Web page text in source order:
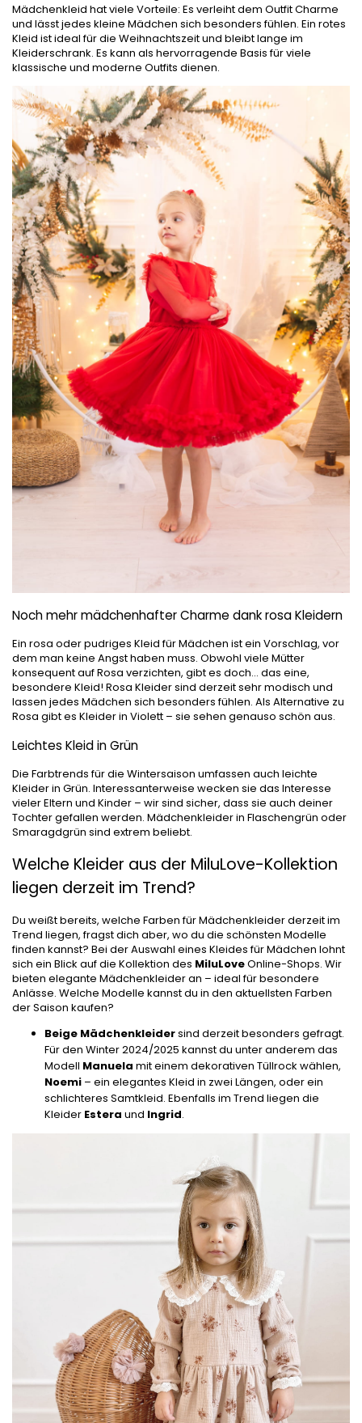
Mädchenkleid hat viele Vorteile: Es verleiht dem Outfit Charme
und lässt jedes kleine Mädchen sich besonders fühlen. Ein rotes
Kleid ist ideal für die Weihnachtszeit und bleibt lange im
Kleiderschrank. Es kann als hervorragende Basis für viele
klassische und moderne Outfits dienen.
Noch mehr mädchenhafter Charme dank rosa Kleidern
Ein rosa oder pudriges Kleid für Mädchen ist ein Vorschlag, vor
dem man keine Angst haben muss. Obwohl viele Mütter
konsequent auf Rosa verzichten, gibt es doch... das eine,
besondere Kleid! Rosa Kleider sind derzeit sehr modisch und
lassen jedes Mädchen sich besonders fühlen. Als Alternative zu
Rosa gibt es Kleider in Violett – sie sehen genauso schön aus.
Leichtes Kleid in Grün
Die Farbtrends für die Wintersaison umfassen auch leichte
Kleider in Grün. Interessanterweise wecken sie das Interesse
vieler Eltern und Kinder – wir sind sicher, dass sie auch deiner
Tochter gefallen werden. Mädchenkleider in Flaschengrün oder
Smaragdgrün sind extrem beliebt.
Welche Kleider aus der MiluLove-Kollektion
liegen derzeit im Trend?
Du weißt bereits, welche Farben für Mädchenkleider derzeit im
Trend liegen, fragst dich aber, wo du die schönsten Modelle
finden kannst? Bei der Auswahl eines Kleides für Mädchen lohnt
sich ein Blick auf die Kollektion des MiluLoveOnline-Shops. Wir
bieten elegante Mädchenkleider an – ideal für besondere
Anlässe. Welche Modelle kannst du in den aktuellsten Farben
der Saison kaufen?
Beige Mädchenkleidersind derzeit besonders gefragt.
Für den Winter 2024/2025 kannst du unter anderem das
Modell Manuela mit einem dekorativen Tüllrock wählen,
Noemi – ein elegantes Kleid in zwei Längen, oder ein
schlichteres Samtkleid. Ebenfalls im Trend liegen die
Kleider Estera und Ingrid.